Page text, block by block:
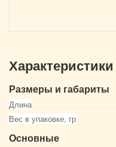
Характеристики
Размеры и габариты
Длина
Вес в упаковке, гр
Основные